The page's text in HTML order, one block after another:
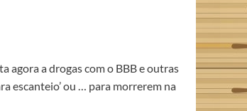
agora a drogas com o BBB e outras
escanteio’ ou … para morrerem na